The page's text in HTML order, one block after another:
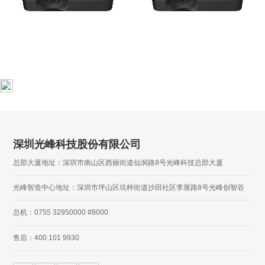
深圳光峰科技股份有限公司
总部大厦地址：深圳市南山区西丽街道仙洞路8号光峰科技总部大厦
光峰智造中心地址：深圳市坪山区坑梓街道沙田社区李屋路8号光峰创智谷
总机：0755 32950000 #8000
售后：400 101 9930